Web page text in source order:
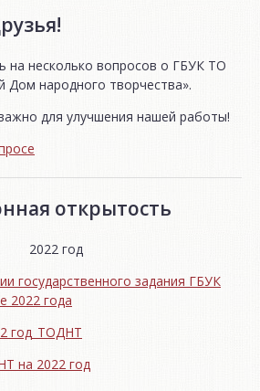
на несколько вопросов о ГБУК ТО
Дом народного творчества».
для улучшения нашей работы!
открытость
2022 год
государственного задания ГБУК
2022 года
год_ТОДНТ
на 2022 год